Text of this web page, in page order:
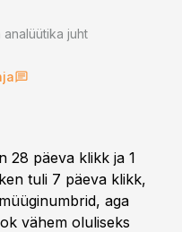
juht
28 päeva klikk ja 1
tuli 7 päeva klikk,
aga
vähem oluliseks